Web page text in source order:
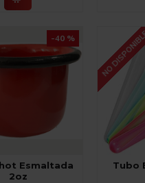
-40 %
Esmaltada
2oz
NO
Tubo